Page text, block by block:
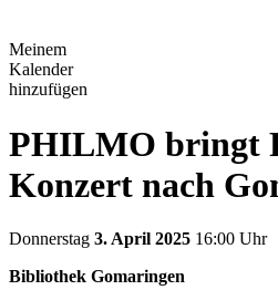
Meinem
Kalender
hinzufügen
PHILMO bringt
Konzert nach
Donnerstag 3. April 2025 16:00 Uhr
Bibliothek Gomaringen